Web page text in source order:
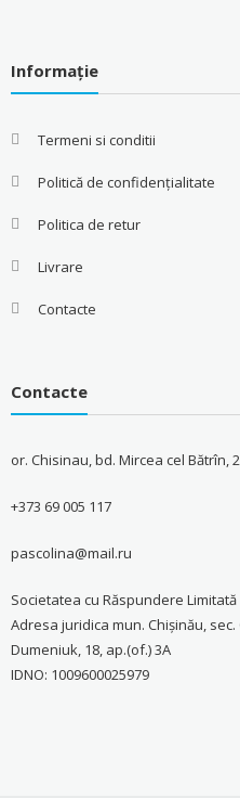
Informație
Termeni si conditii
Politică de confidențialitate
Politica de retur
Livrare
Contacte
Contacte
or. Chisinau, bd. Mircea cel Bătrîn,
+373 69 005 117
pascolina@mail.ru
Societatea cu Răspundere Limitată
Adresa juridica mun. Chişinău,
Dumeniuk, 18, ap.(of.) 3A
IDNO: 1009600025979